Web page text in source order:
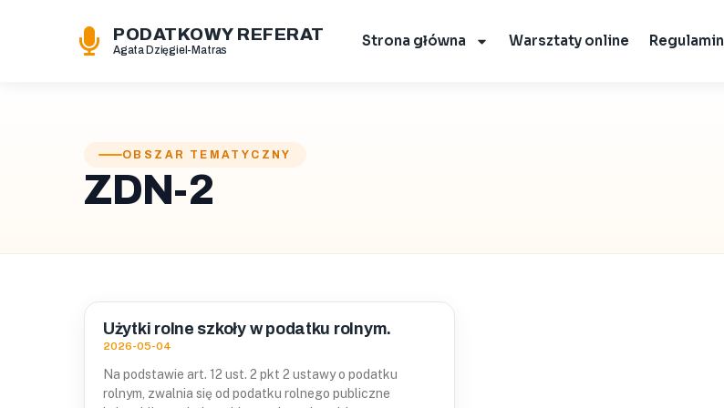
PODATKOWY REFERAT
Agata Dzięgiel-Matras
Strona główna Warsztaty online Regulamin
OBSZAR TEMATYCZNY
ZDN-2
Użytki rolne szkoły w podatku rolnym.
2026-05-04
Na podstawie art. 12 ust. 2 pkt 2 ustawy o podatku
rolnym, zwalnia się od podatku rolnego publiczne